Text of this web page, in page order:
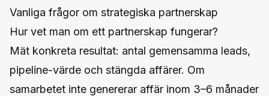
Vanliga frågor om strategiska partnerskap
Hur vet man om ett partnerskap fungerar?
Mät konkreta resultat: antal gemensamma leads,
pipeline-värde och stängda affärer. Om
samarbetet inte genererar affär inom 3–6 månader